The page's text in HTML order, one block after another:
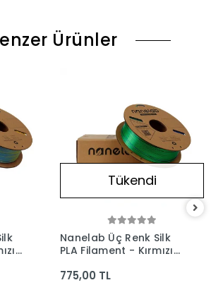
Ürünler
Tükendi
Nanelab Üç Renk Silk
PLA Filament - Kırmızı-
1Kg
775,00 TL